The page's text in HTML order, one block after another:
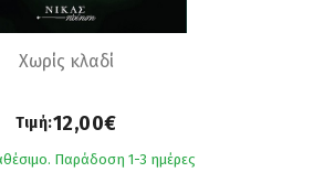
Χωρίς κλαδί
Τιμή:12,00€
Παράδοση 1-3 ημέρες